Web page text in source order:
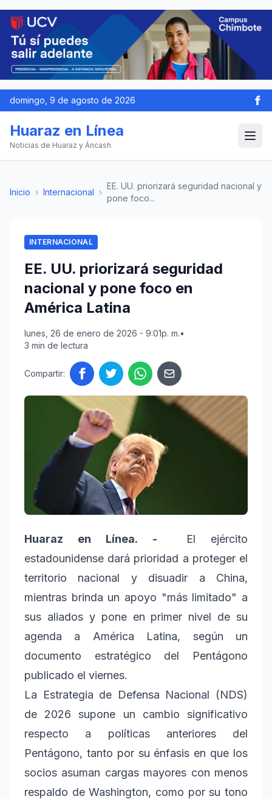
domingo, 9 de agosto de 2026
Huaraz en Línea
Noticias de Huaraz y Áncash
Inicio › Internacional ›
EE. UU. priorizará seguridad nacional y
pone foco...
INTERNACIONAL
EE. UU. priorizará seguridad
nacional y pone foco en
América Latina
lunes, 26 de enero de 2026 - 9:01p. m.•
3 min de lectura
Compartir:
Huaraz en Línea. -
El ejército
estadounidense dará prioridad a proteger el
territorio nacional y disuadir a China,
mientras brinda un apoyo "más limitado" a
sus aliados y pone en primer nivel de su
agenda a América Latina, según un
documento estratégico del Pentágono
publicado el viernes.
La Estrategia de Defensa Nacional (NDS)
de 2026 supone un cambio significativo
respecto a políticas anteriores del
Pentágono, tanto por su énfasis en que los
socios asuman cargas mayores con menos
respaldo de Washington, como por su tono